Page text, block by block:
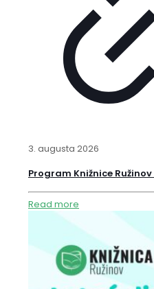
3. augusta 2026
Program Knižnice
Read more